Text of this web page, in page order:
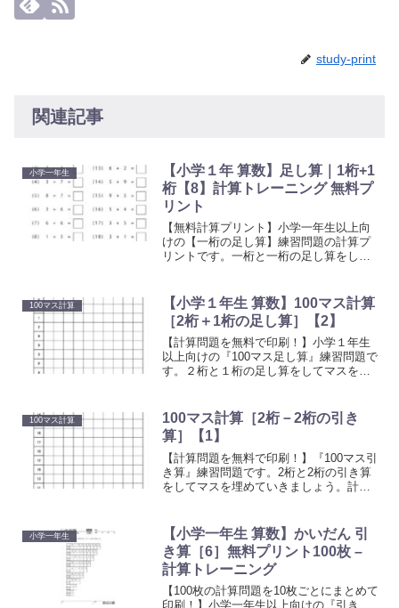
study-print
関連記事
小学一年生
【小学１年 算数】足し算｜1桁+1
桁【8】計算トレーニング 無料プ
リント
【無料計算プリント】小学一年生以上向
けの【一桁の足し算】練習問題の計算プ
リントです。一桁と一桁の足し算をして
さい。何度も繰り返し問題を解く事で、
計算力を伸ばすことができます。
100マス計算
【小学１年生 算数】100マス計算
［2桁＋1桁の足し算］【2】
【計算問題を無料で印刷！】小学１年生
以上向けの『100マス足し算』練習問題で
す。２桁と１桁の足し算をしてマスを埋
の段の数字と左側にある数字を足してマ
スを埋めていく計算プリントです。
100マス計算
100マス計算［2桁－2桁の引き
算］【1】
【計算問題を無料で印刷！】『100マス引
き算』練習問題です。2桁と2桁の引き算
をしてマスを埋めていきましょう。計算
数字を足してマスを埋めていく計算プリ
ントです。
小学一年生
【小学一年生 算数】かいだん 引
き算［6］無料プリント100枚 –
計算トレーニング
【100枚の計算問題を10枚ごとにまとめて
印刷！】小学一年生以上向けの『引き